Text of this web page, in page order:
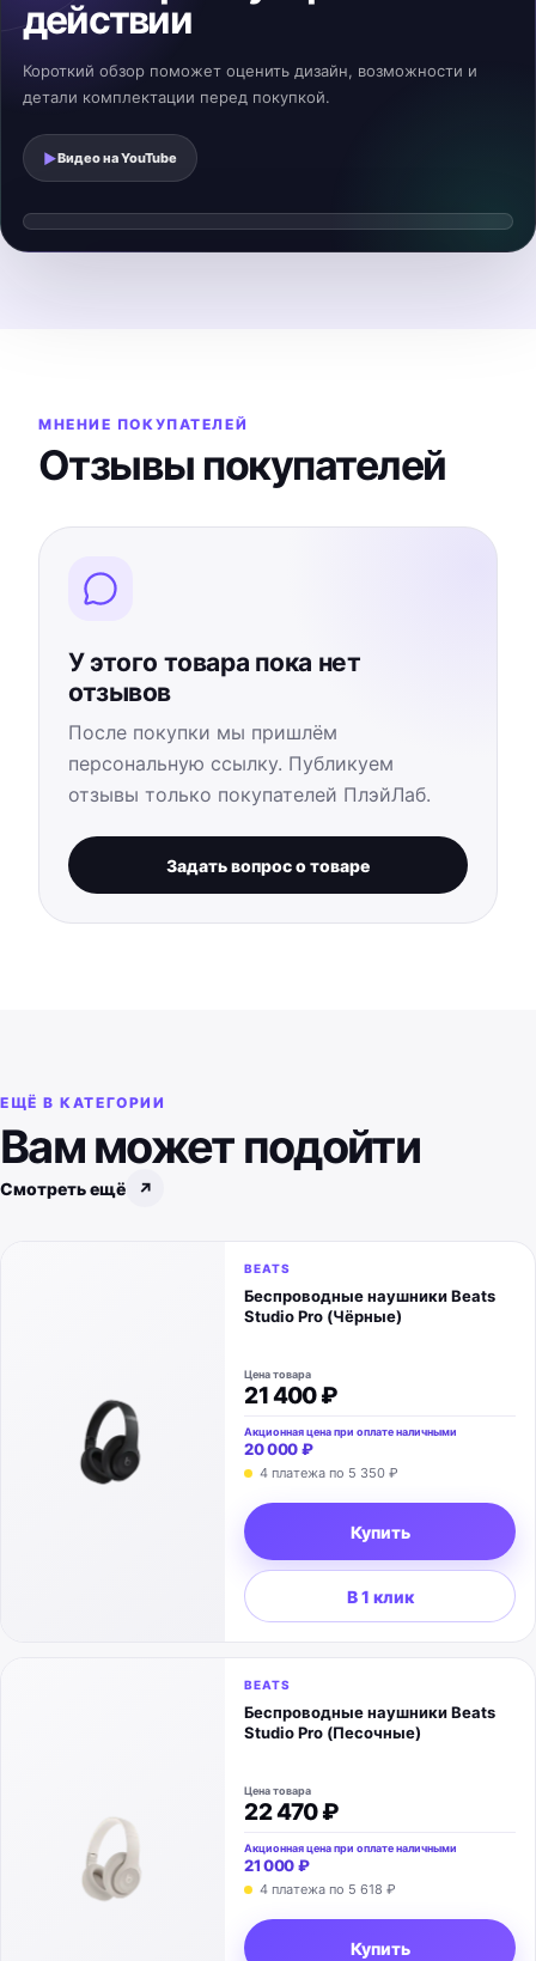
действии
Короткий обзор поможет оценить дизайн, возможности и
детали комплектации перед покупкой.
▶Видео наYouTube
Смотреть видеообзор
МНЕНИЕ ПОКУПАТЕЛЕЙ
Отзывы покупателей
У этого товара пока нет
отзывов
После покупки мы пришлём
персональную ссылку. Публикуем
отзывы только покупателей ПлэйЛаб.
Задать вопрос о товаре
ЕЩЁ В КАТЕГОРИИ
Вам может подойти
Смотреть ещё ↗
BEATS
Беспроводные наушники Beats
Studio Pro (Чёрные)
Цена товара
21 400 ₽
Акционная цена при оплате наличными
20 000 ₽
4 платежа по 5 350 ₽
Купить
В 1 клик
BEATS
Беспроводные наушники Beats
Studio Pro (Песочные)
Цена товара
22 470 ₽
Акционная цена при оплате наличными
21 000 ₽
4 платежа по 5 618 ₽
Купить